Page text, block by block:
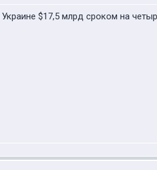
$17,5 млрд сроком на